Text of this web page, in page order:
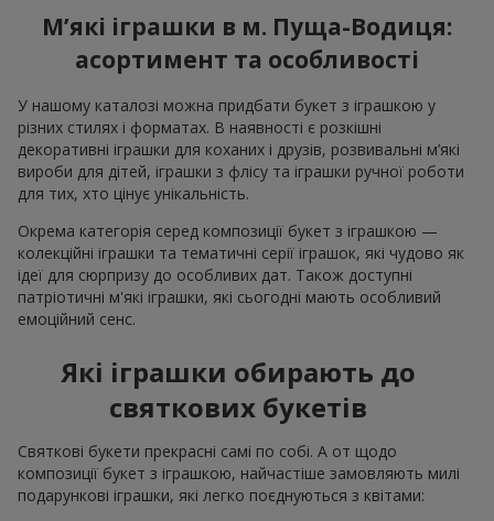
М’які іграшки в м. Пуща-Водиця:
асортимент та особливості
У нашому каталозі можна придбати букет з іграшкою у
різних стилях і форматах. В наявності є розкішні
декоративні іграшки для коханих і друзів, розвивальні м’які
вироби для дітей, іграшки з флісу та іграшки ручної роботи
для тих, хто цінує унікальність.
Окрема категорія серед композиції букет з іграшкою —
колекційні іграшки та тематичні серії іграшок, які чудово як
ідеї для сюрпризу до особливих дат. Також доступні
патріотичні м'які іграшки, які сьогодні мають особливий
емоційний сенс.
Які іграшки обирають до
святкових букетів
Святкові букети прекрасні самі по собі. А от щодо
композиції букет з іграшкою, найчастіше замовляють милі
подарункові іграшки, які легко поєднуються з квітами: